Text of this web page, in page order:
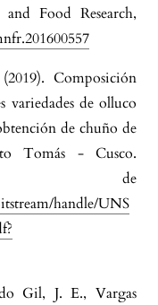
Food Research,
Composición
de olluco
de chuño de
Tomás - Cusco.
de
handle/UNS
Gil, J. E., Vargas